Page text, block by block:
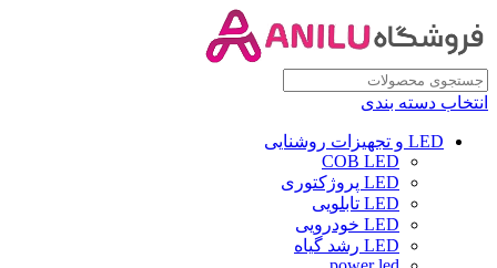
انتخاب دسته بندی
LED و تجهیزات روشنایی
COB LED
LED پروژکتوری
LED تابلویی
LED خودرویی
LED رشد گیاه